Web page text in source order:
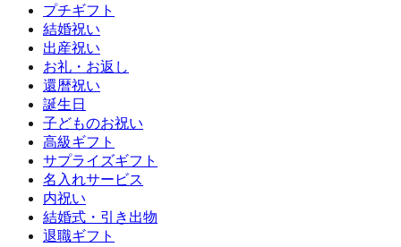
プチギフト
結婚祝い
出産祝い
お礼・お返し
還暦祝い
誕生日
子どものお祝い
高級ギフト
サプライズギフト
名入れサービス
内祝い
結婚式・引き出物
退職ギフト